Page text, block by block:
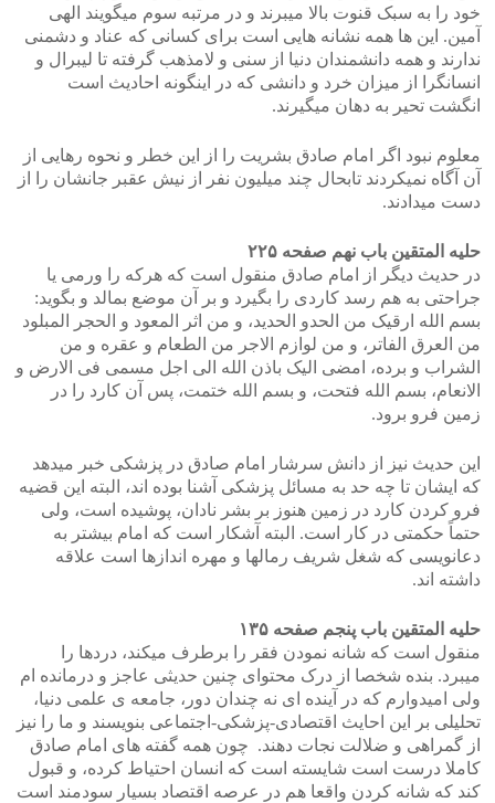
خود را به سبک قنوت بالا میبرند و در مرتبه سوم میگویند الهی
آمین. این ها همه نشانه هایی است برای کسانی که عناد و دشمنی
ندارند و همه دانشمندان دنیا از سنی و لامذهب گرفته تا لیبرال و
انسانگرا از میزان خرد و دانشی که در اینگونه احادیث است
انگشت تحیر به دهان میگیرند.
معلوم نبود اگر امام صادق بشریت را از این خطر و نحوه رهایی از
آن آگاه نمیکردند تابحال چند میلیون نفر از نیش عقبر جانشان را از
دست میدادند.
حلیه المتقین باب نهم صفحه ۲۲۵
در حدیث دیگر از امام صادق منقول است که هرکه را ورمی یا
جراحتی به هم رسد کاردی را بگیرد و بر آن موضع بمالد و بگوید:
بسم الله ارقیک من الحدو الحدید، و من اثر المعود و الحجر المبلود
من العرق الفاتر، و من لوازم الاجر من الطعام و عقره و من
الشراب و برده، امضی الیک باذن الله الی اجل مسمی فی الارض و
الانعام، بسم الله فتحت، و بسم الله ختمت، پس آن کارد را در
زمین فرو برود.
این حدیث نیز از دانش سرشار امام صادق در پزشکی خبر میدهد
که ایشان تا چه حد به مسائل پزشکی آشنا بوده اند، البته این قضیه
فرو کردن کارد در زمین هنوز بر بشر نادان، پوشیده است، ولی
حتماً حکمتی در کار است. البته آشکار است که امام بیشتر به
دعانویسی که شغل شریف رمالها و مهره اندازها است علاقه
داشته اند.
حلیه المتقین باب پنجم صفحه ۱۳۵
منقول است که شانه نمودن فقر را برطرف میکند، دردها را
میبرد. بنده شخصا از درک محتوای چنین حدیثی عاجز و درمانده ام
ولی امیدوارم که در آینده ای نه چندان دور، جامعه ی علمی دنیا،
تحلیلی بر این احایث اقتصادی-پزشکی-اجتماعی بنویسند و ما را نیز
از گمراهی و ضلالت نجات دهند. چون همه گفته های امام صادق
کاملا درست است شایسته است که انسان احتیاط کرده، و قبول
کند که شانه کردن واقعا هم در عرصه اقتصاد بسیار سودمند است